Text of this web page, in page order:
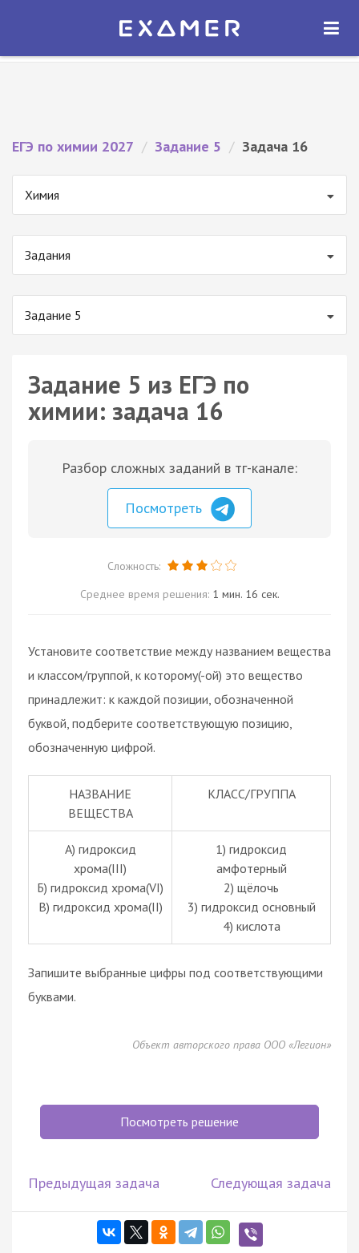
Экзамер — ЕГЭ 2027
ОТКРЫТЬ
ЕГЭ по химии 2027 / Задание 5 / Задача 16
Химия
Задания
Задание 5
Задание 5 из ЕГЭ по
химии: задача 16
Разбор сложных заданий в тг-канале:
Посмотреть
Сложность:
Среднее время решения: 1 мин. 16 сек.
Установите соответствие между названием вещества
и классом/группой, к которому(-ой) это вещество
принадлежит: к каждой позиции, обозначенной
буквой, подберите соответствующую позицию,
обозначенную цифрой.
НАЗВАНИЕ
ВЕЩЕСТВА
КЛАСС/ГРУППА
А) гидроксид
хрома(III)
Б) гидроксид хрома(VI)
В) гидроксид хрома(II)
1) гидроксид
амфотерный
2) щёлочь
3) гидроксид основный
4) кислота
Запишите выбранные цифры под соответствующими
буквами.
Объект авторского права ООО «Легион»
Посмотреть решение
Предыдущая задача Следующая задача